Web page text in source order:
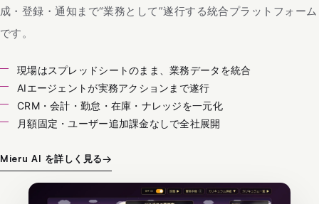
成・登録・通知まで“業務として”遂行する統合プラットフォーム
です。
現場はスプレッドシートのまま、業務データを統合
AIエージェントが実務アクションまで遂行
CRM・会計・勤怠・在庫・ナレッジを一元化
月額固定・ユーザー追加課金なしで全社展開
Mieru AI を詳しく見る→